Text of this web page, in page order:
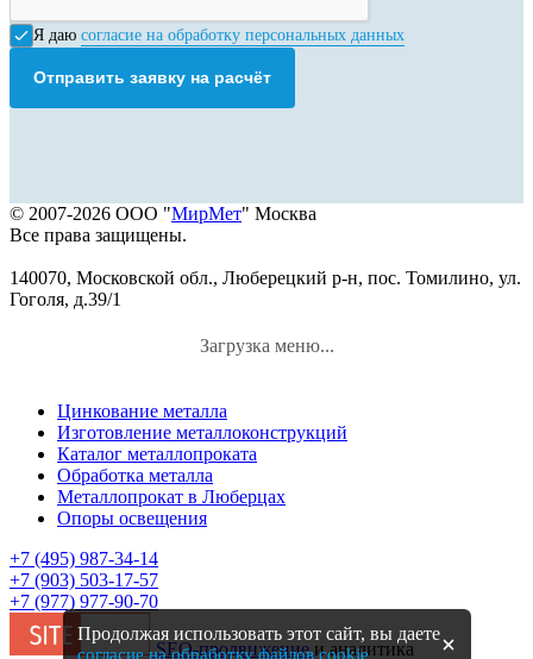
Я даю согласие на обработку персональных данных
Отправить заявку на расчёт
© 2007-2026 ООО "МирМет" Москва
Все права защищены.
140070, Московской обл., Люберецкий р-н, пос. Томилино, ул.
Гоголя, д.39/1
Загрузка меню...
Цинкование металла
Изготовление металлоконструкций
Каталог металлопроката
Обработка металла
Металлопрокат в Люберцах
Опоры освещения
+7 (495) 987-34-14
+7 (903) 503-17-57
+7 (977) 977-90-70
SEO-продвижениеи аналитика
Продолжая использовать этот сайт, вы даете
согласие на обработку файлов cookie